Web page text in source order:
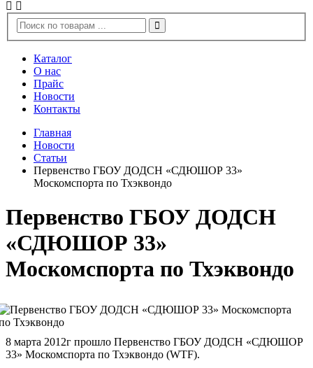
Каталог
О нас
Прайс
Новости
Контакты
Главная
Новости
Статьи
Первенство ГБОУ ДОДСН «СДЮШОР 33»
Москомспорта по Тхэквондо
Первенство ГБОУ ДОДСН
«СДЮШОР 33»
Москомспорта по Тхэквондо
8 марта 2012г прошло Первенство ГБОУ ДОДСН «СДЮШОР
33» Москомспорта по Тхэквондо (WTF).